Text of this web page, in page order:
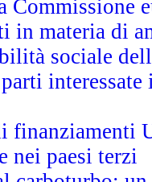
Commissione
in materia di
sociale
finanziamenti
nei paesi terzi